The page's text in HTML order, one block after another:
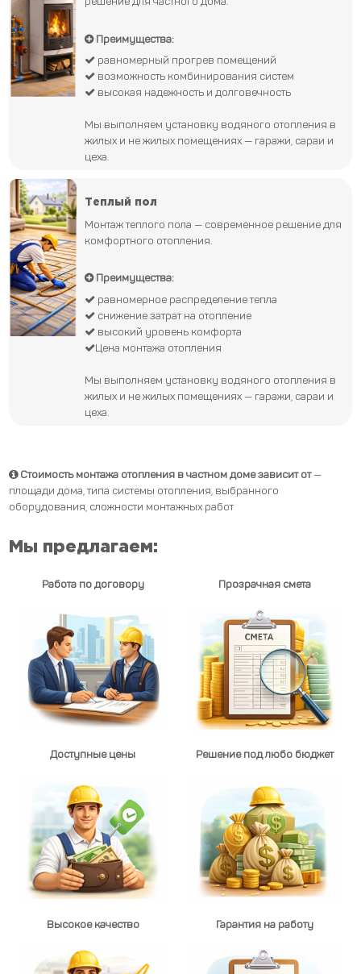
Преимущества:
равномерный прогрев помещений
возможность комбинирования систем
высокая надежность и долговечность
Мы выполняем установку водяного отопления в
жилых и не жилых помещениях — гаражи, сараи и
цеха.
Теплый пол
Монтаж теплого пола — современное решение для
комфортного отопления.
Преимущества:
равномерное распределение тепла
снижение затрат на отопление
высокий уровень комфорта
Цена монтажа отопления
Мы выполняем установку водяного отопления в
жилых и не жилых помещениях — гаражи, сараи и
цеха.
Стоимость монтажа отопления в частном доме зависит от—
площади дома, типа системы отопления, выбранного
оборудования, сложности монтажных работ
Мы предлагаем:
Работа по договору Прозрачная смета
Доступные цены Решение под любо бюджет
Высокое качество Гарантия на работу